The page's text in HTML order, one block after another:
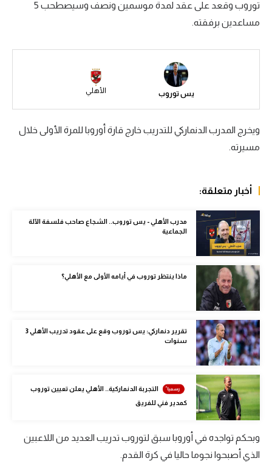
القسم الثاني
أمم إفريقيا
كرة السلة الأمريكية
كرة سلة
كرة يد
كرة طائرة
الوطن العربي
في المونديال
رياضة نسائية
آسيا
أمريكا
توروب وقعد على عقد لمدة موسمين ونصف وسيصطحب 5
مساعدين برفقته.
يس توروب الأهلي
ويخرج المدرب الدنماركي للتدريب خارج قارة أوروبا للمرة الأولى خلال
مسيرته.
أخبار متعلقة:
مدرب الأهلي - يس توروب.. الشجاع صاحب فلسفة الآلة
الجماعية
ماذا ينتظر توروب في أيامه الأولى مع الأهلي؟
تقرير دنماركي: يس توروب وقع على عقود تدريب الأهلي 3
سنوات
التجربة الدنماركية.. الأهلي يعلن تعيين توروب
كمدير فني للفريق
وبحكم تواجده في أوروبا سبق لتوروب تدريب العديد من اللاعبين
الذي أصبحوا نجوما حاليا في كرة القدم.